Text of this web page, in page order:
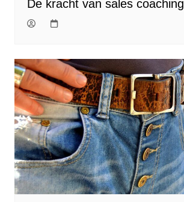
De kracht van sales coaching